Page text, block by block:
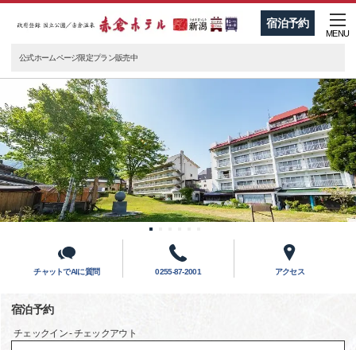
宿泊予約
MENU
公式ホームページ限定プラン販売中
チャットでAIに質問 0255-87-2001 アクセス
宿泊予約
チェックイン - チェックアウト